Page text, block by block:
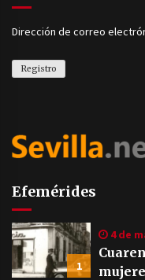
Dirección de correo
Efemérides
1
4 de